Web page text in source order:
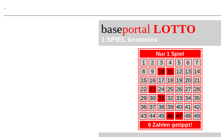
baseportal LOTTO
1 SPIEL kostenlos
Nur 1 Spiel
1
2 3 4 5 6
7
8
9 10 11 12 13
14
15
16 17 18 19 20 21
22 23 24 25 26 27 28
29 30 31 32 33 34 35
36 37 38 39 40 41
42
43 44 45 46 47 48 49
6 Zahlen getippt!